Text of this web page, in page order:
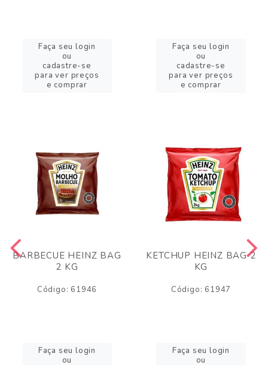
Faça seu login
ou
cadastre-se
para ver preços
e comprar
Faça seu login
ou
cadastre-se
para ver preços
e comprar
BARBECUE HEINZ BAG
2 KG
Código: 61946
Faça seu login
ou
KETCHUP HEINZ BAG 2
KG
Código: 61947
Faça seu login
ou